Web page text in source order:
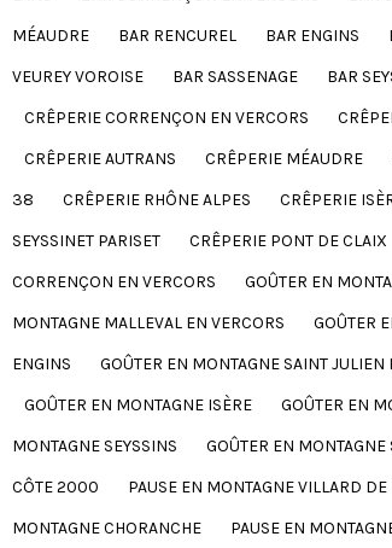
MÉAUDRE
BAR RENCUREL BAR ENGINS
VEUREY VOROISE
BAR SASSENAGE BAR
CRÊPERIE CORRENÇON EN VERCORS
CRÊPERIE AUTRANS
CRÊPERIE MÉAUDRE
38
CRÊPERIE RHÔNE ALPES CRÊPERIE
SEYSSINET PARISET
CRÊPERIE PONT DE CLAIX
CORRENÇON EN VERCORS
GOÛTER EN
MONTAGNE MALLEVAL EN VERCORS
GOÛTER
ENGINS
GOÛTER EN MONTAGNE SAINT JULIEN
GOÛTER EN MONTAGNE ISÈRE
GOÛTER EN
MONTAGNE SEYSSINS
GOÛTER EN MONTAGNE
CÔTE 2000
PAUSE EN MONTAGNE VILLARD DE
MONTAGNE CHORANCHE
PAUSE EN